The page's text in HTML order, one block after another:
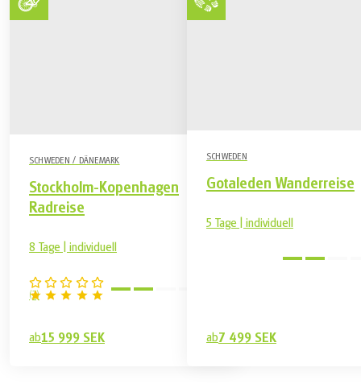
SCHWEDEN / DÄNEMARK
Stockholm-Kopenhagen
Radreise
(2)
8 Tage | individuell
ab15 999 SEK
SCHWEDEN
Gotaleden Wanderreise
5 Tage | individuell
ab7 499 SEK